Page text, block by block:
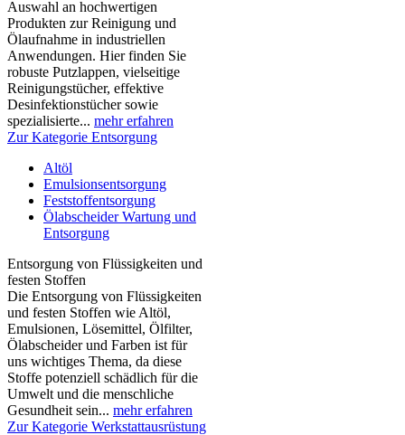
Auswahl an hochwertigen
Produkten zur Reinigung und
Ölaufnahme in industriellen
Anwendungen. Hier finden Sie
robuste Putzlappen, vielseitige
Reinigungstücher, effektive
Desinfektionstücher sowie
spezialisierte... mehr erfahren
Zur Kategorie Entsorgung
Altöl
Emulsionsentsorgung
Feststoffentsorgung
Ölabscheider Wartung und
Entsorgung
Entsorgung von Flüssigkeiten und
festen Stoffen
Die Entsorgung von Flüssigkeiten
und festen Stoffen wie Altöl,
Emulsionen, Lösemittel, Ölfilter,
Ölabscheider und Farben ist für
uns wichtiges Thema, da diese
Stoffe potenziell schädlich für die
Umwelt und die menschliche
Gesundheit sein... mehr erfahren
Zur Kategorie Werkstattausrüstung